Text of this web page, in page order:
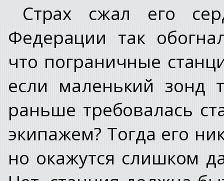
Страх сжал его
Федерации так
что пограничные
если маленький зонд
раньше требовалась
экипажем? Тогда его
но окажутся слишком